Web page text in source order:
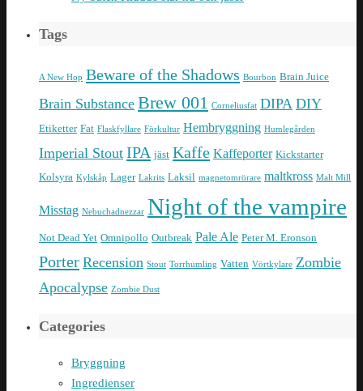
Tags
A New Hop Beware of the Shadows Bourbon Brain Juice
Brain Substance Brew 001 Corneliusfat DIPA DIY
Etiketter Fat Flaskfyllare Förkultur Hembryggning Humlegården
Imperial Stout IPA jäst Kaffe Kaffeporter Kickstarter
Kolsyra Kylskåp Lager Lakrits Laksil magnetomrörare maltkross Malt Mill
Misstag Nebuchadnezzar Night of the vampire
Not Dead Yet Omnipollo Outbreak Pale Ale Peter M. Eronson
Porter Recension Stout Torrhumling Vatten Vörtkylare Zombie
Apocalypse Zombie Dust
Categories
Bryggning
Ingredienser